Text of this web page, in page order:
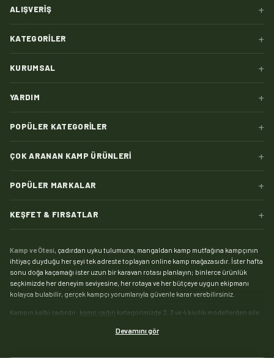
ALIŞVERIŞ +
KATEGORILER +
KURUMSAL +
YARDIM +
POPÜLER KATEGORILER +
ÇOK ARANAN KAMP ÜRÜNLERI +
POPÜLER MARKALAR +
KEŞFET & FIRSATLAR +
Kamp ve Ötesi, çadırdan uyku tulumuna, mangaldan kamp mutfağına kampçının
ihtiyaç duyduğu her şeyi tek adreste toplayan online kamp mağazasıdır. İster hafta
sonu doğa kaçamağı ister uzun bir karavan rotası planlayın; binlerce ürünlük
seçkimizde her deneyim seviyesine, her rotaya ve her bütçeye uygun ekipmanı
kolayca bulabilir, gerçek kampçı yorumlarıyla güvenle karar verebilirsiniz.
Kampın kalbi çadırdır: kamp çadırı kategorimizde 2, 3 ve 4 kişilik modellerden aile
pratik şişme çadırlara kadar geniş bir yelpaze sizi bekliyor. Zorlu hava koşullarında
mevsim çadırmodelleri, yaz kamplarıysa hafif ve havadaryazlık çadırlarile çok daha
Devamını gör